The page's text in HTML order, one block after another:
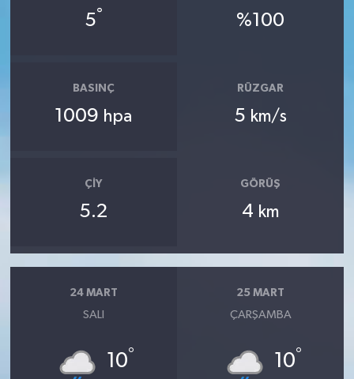
5° %100
BASINÇ
1009 hpa
RÜZGAR
5 km/s
ÇIY
5.2
GÖRÜŞ
4 km
24 MART
SALI
10°
25 MART
ÇARŞAMBA
10°